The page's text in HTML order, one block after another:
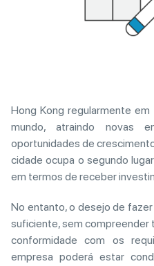
Hong Kong regularmente
mundo, atraindo novas
oportunidades de
cidade ocupa o segundo
em termos de receber
No entanto, o desejo de
suficiente, sem compreender
conformidade com os
empresa poderá estar